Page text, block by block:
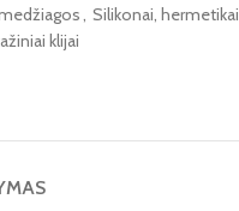
Silikonai,
klijai